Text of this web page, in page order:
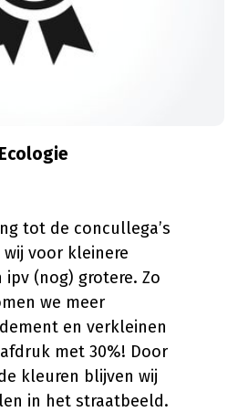
Ecologie
tot de concullega’s
voor kleinere
ipv (nog) grotere. Zo
we meer
en verkleinen
met 30%! Door
kleuren blijven wij
in het straatbeeld.